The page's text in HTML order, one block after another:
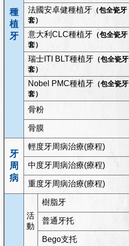
種
植
牙
法國安卓健種植牙（包全瓷牙
套）
意大利CLC種植牙（包全瓷牙
套）
瑞士ITI BLT種植牙（包全瓷牙
套）
Nobel PMC種植牙（包全瓷牙
套）
骨粉
骨膜
牙
周
病
輕度牙周病治療(療程)
中度牙周病治療(療程)
重度牙周病治療(療程)
活
動
樹脂牙
普通牙托
Bego支托